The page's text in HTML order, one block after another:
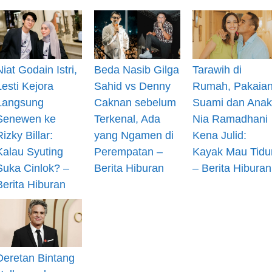
Godain Istri,
Kejora
ke
Billar:
Syuting
Cinlok? –
Hiburan
Beda Nasib Gilga
Sahid vs Denny
Caknan sebelum
Terkenal, Ada
yang Ngamen di
Perempatan –
Berita Hiburan
Tarawih di
Rumah,
Suami dan Anak
Nia Ramadhani
Kena Julid:
Kayak Mau
– Berita Hiburan
Bintang